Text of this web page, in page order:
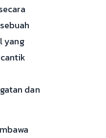
yang
dan